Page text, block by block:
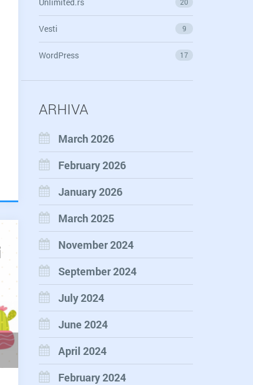
Vesti 9
WordPress 17
ARHIVA
March 2026
February 2026
January 2026
March 2025
November 2024
September 2024
July 2024
June 2024
April 2024
February 2024